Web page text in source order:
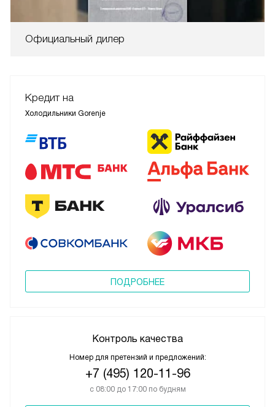
Официальный дилер
Кредит на
Холодильники Gorenje
ПОДРОБНЕЕ
Контроль качества
Номер для претензий и предложений:
+7 (495) 120-11-96
с 08:00 до 17:00 по будням